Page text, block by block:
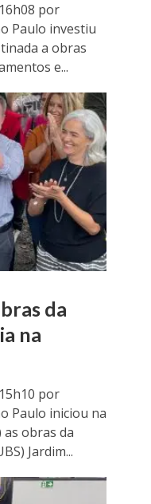
por
Paulo investiu
a obras
e...
da
na
por
Paulo iniciou na
obras da
Jardim...